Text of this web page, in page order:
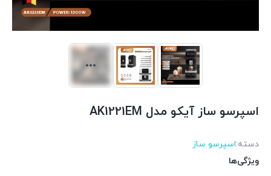
اسپرسو ساز آیکو مدل AK1221EM
دسته:اسپرسو ساز
ویژگی‌ها